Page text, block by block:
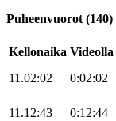
Puheenvuorot (140)
Kellonaika Videolla
11.02:02
0:02:02
11.12:43 0:12:44